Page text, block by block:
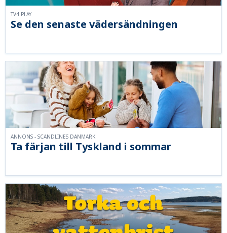
Se den senaste vädersändningen
TV4 PLAY
Ta färjan till Tyskland i sommar
ANNONS - SCANDLINES DANMARK